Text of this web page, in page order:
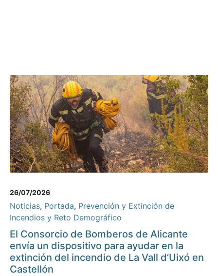
26/07/2026
Noticias, Portada, Prevención y Extinción de
Incendios y Reto Demográfico
El Consorcio de Bomberos de Alicante
envía un dispositivo para ayudar en la
extinción del incendio de La Vall d’Uixó en
Castellón